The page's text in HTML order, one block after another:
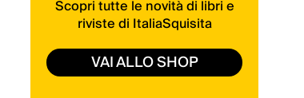
Scopri tutte le novità di libri e
riviste di ItaliaSquisita
VAI ALLO SHOP